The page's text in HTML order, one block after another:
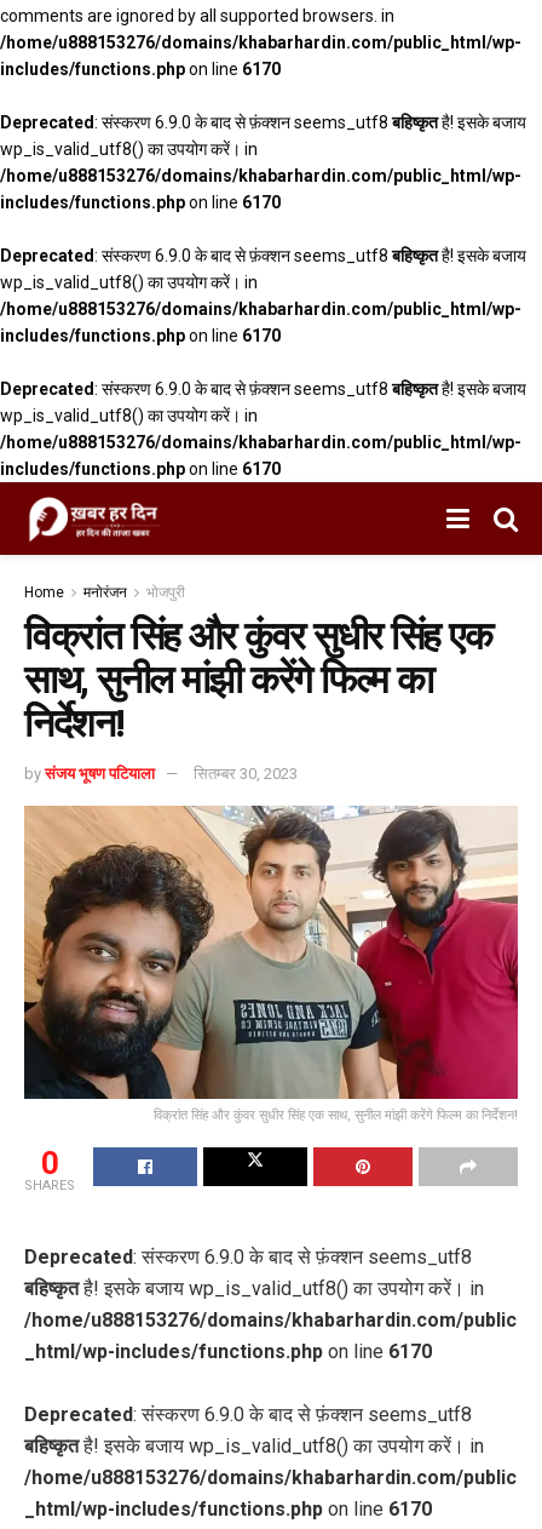
comments are ignored by all supported browsers. in
/home/u888153276/domains/khabarhardin.com/public_html/wp-
includes/functions.phpon line 6170
Deprecated: संस्करण 6.9.0 के बाद से फ़ंक्शन seems_utf8बहिष्कृतहै! इसके बजाय
wp_is_valid_utf8() का उपयोग करें। in
/home/u888153276/domains/khabarhardin.com/public_html/wp-
includes/functions.phpon line 6170
Deprecated: संस्करण 6.9.0 के बाद से फ़ंक्शन seems_utf8बहिष्कृतहै! इसके बजाय
wp_is_valid_utf8() का उपयोग करें। in
/home/u888153276/domains/khabarhardin.com/public_html/wp-
includes/functions.phpon line 6170
Deprecated: संस्करण 6.9.0 के बाद से फ़ंक्शन seems_utf8बहिष्कृतहै! इसके बजाय
wp_is_valid_utf8() का उपयोग करें। in
/home/u888153276/domains/khabarhardin.com/public_html/wp-
includes/functions.phpon line 6170
Home मनोरंजन भोजपुरी
विक्रांत सिंह और कुंवर सुधीर सिंह एक
साथ, सुनील मांझी करेंगे फिल्म का
निर्देशन!
by संजय भूषण पटियाला सितम्बर 30, 2023
विक्रांत सिंह और कुंवर सुधीर सिंह एक साथ, सुनील मांझी करेंगे फिल्म का निर्देशन!
0
SHARES
Deprecated: संस्करण 6.9.0 के बाद से फ़ंक्शन seems_utf8
बहिष्कृतहै! इसके बजाय wp_is_valid_utf8() का उपयोग करें। in
/home/u888153276/domains/khabarhardin.com/public
_html/wp-includes/functions.php on line 6170
Deprecated: संस्करण 6.9.0 के बाद से फ़ंक्शन seems_utf8
बहिष्कृतहै! इसके बजाय wp_is_valid_utf8() का उपयोग करें। in
/home/u888153276/domains/khabarhardin.com/public
_html/wp-includes/functions.php on line 6170